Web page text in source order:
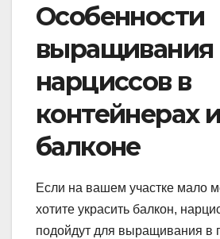
Особенности
выращивания
нарциссов в
контейнерах
балконе
Если на вашем участке мало
хотите украсить балкон,
подойдут для выращивания в